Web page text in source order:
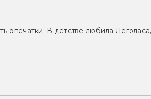
опечатки. В детстве любила Леголаса,